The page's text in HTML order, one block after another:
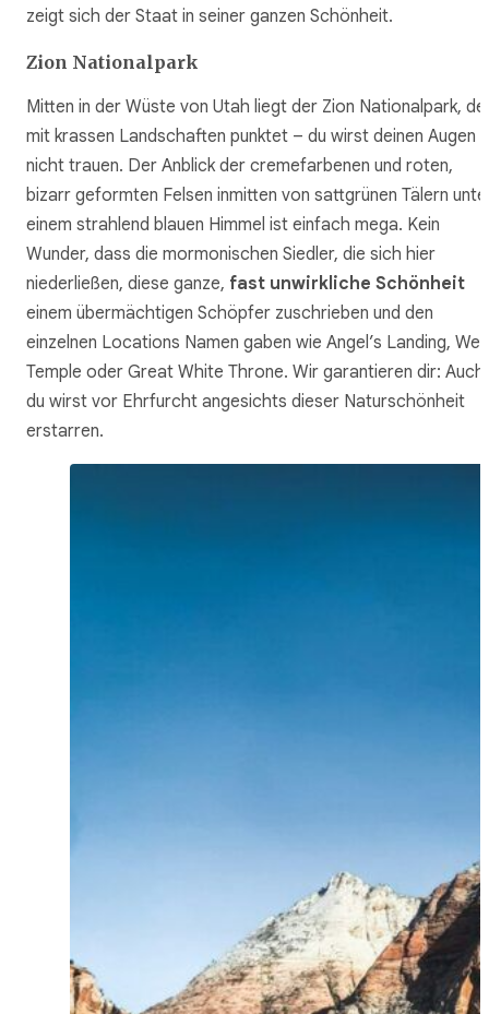
zeigt sich der Staat in seiner ganzen Schönheit.
Zion Nationalpark
Mitten in der Wüste von Utah liegt der Zion Nationalpark,
mit krassen Landschaften punktet – du wirst deinen Augen
nicht trauen. Der Anblick der cremefarbenen und roten,
bizarr geformten Felsen inmitten von sattgrünen Tälern
einem strahlend blauen Himmel ist einfach mega. Kein
Wunder, dass die mormonischen Siedler, die sich hier
niederließen, diese ganze, fast unwirkliche Schönheit
einem übermächtigen Schöpfer zuschrieben und den
einzelnen Locations Namen gaben wie Angel’s Landing,
Temple oder Great White Throne. Wir garantieren dir: Auch
du wirst vor Ehrfurcht angesichts dieser Naturschönheit
erstarren.